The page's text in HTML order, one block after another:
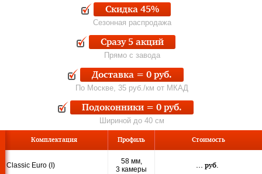
Скидка 45%
Сезонная распродажа
Сразу 5 акций
Прямо с завода
Доставка = 0 руб.
По Москве, 35 руб./км от МКАД
Подоконники = 0 руб.
Шириной до 40 см
Комплектация Профиль Стои­мость
Classic Euro (I)
58 мм,
3 камеры
… руб.